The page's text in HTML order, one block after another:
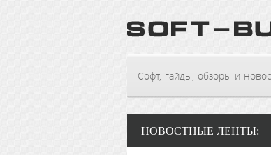
Софт, гайды, обзоры и
НОВОСТНЫЕ ЛЕНТЫ: